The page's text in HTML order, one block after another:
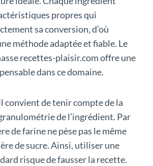
propres qui
sa conversion, d’où
méthode adaptée et fiable. Le
recettes-plaisir.com offre une
dans ce domaine.
convient de tenir compte de la
de l’ingrédient. Par
de farine ne pèse pas le même
de sucre. Ainsi, utiliser une
risque de fausser la recette.